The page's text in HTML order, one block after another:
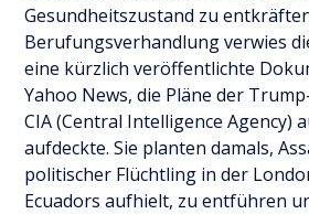
Gesundheitszustand zu
Berufungsverhandlung verwies
eine kürzlich veröffentlichte
Yahoo News, die Pläne der
CIA (Central Intelligence Agency)
aufdeckte. Sie planten damals,
politischer Flüchtling in der
Ecuadors aufhielt, zu entführen